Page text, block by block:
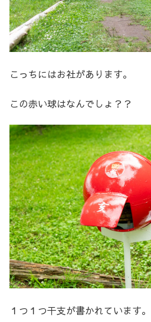
こっちにはお社があります。
この赤い球はなんでしょ？？
１つ１つ干支が書かれています。